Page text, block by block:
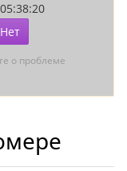
Нет
о проблеме